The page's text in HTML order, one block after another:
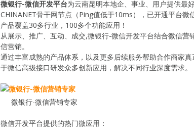
微银行-微信开发平台为云南昆明本地企、事业、用户提供最
CHINANET骨干网节点（Ping值低于10ms），已开通平台微
产品覆盖30多行业，100多个功能应用！
从展示、推广、互动、成交,微银行-微信开发平台结合微信
信营销。
通过丰富成熟的产品体系，以及更多后续服务帮助合作商家
于微信高级接口研发众多创新应用，解决不同行业深度需求。
微银行-微信营销专家
微信开发平台提供的热门微应用：